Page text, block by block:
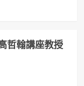
哲翰講座教授